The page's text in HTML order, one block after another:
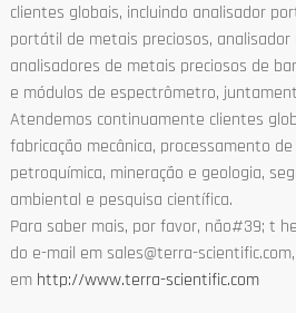
clientes globais, incluindo analisador
portátil de metais preciosos,
analisadores de metais preciosos de
e módulos de espectrômetro,
Atendemos continuamente clientes
fabricação mecânica, processamento
petroquímica, mineração e geologia,
ambiental e pesquisa científica.
Para saber mais, por favor, não#39; t
do e-mail em sales@terra-
em http://www.terra-scientific.com